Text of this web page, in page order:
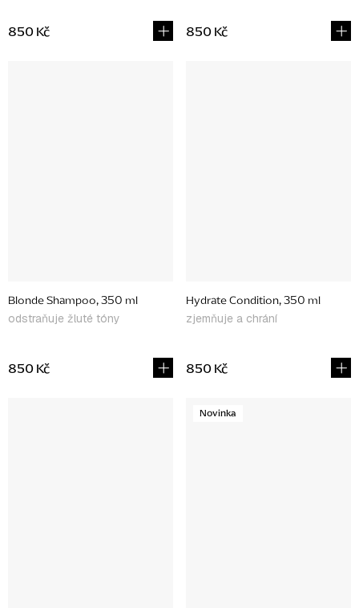
850 Kč 850 Kč
Blonde Shampoo, 350 ml
odstraňuje žluté tóny
850 Kč
Hydrate Condition, 350 ml
zjemňuje a chrání
850 Kč
Novinka